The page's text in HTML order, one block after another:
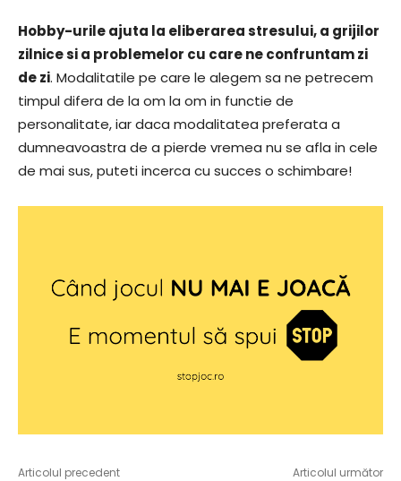
Hobby-urile ajuta la eliberarea stresului, a grijilor
zilnice si a problemelor cu care ne confruntam zi
de zi. Modalitatile pe care le alegem sa ne petrecem
timpul difera de la om la om in functie de
personalitate, iar daca modalitatea preferata a
dumneavoastra de a pierde vremea nu se afla in cele
de mai sus, puteti incerca cu succes o schimbare!
Articolul precedent Articolul următor